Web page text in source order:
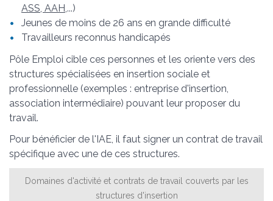
ASS, AAH,...)
Jeunes de moins de 26 ans en grande difficulté
Travailleurs reconnus handicapés
Pôle Emploi cible ces personnes et les oriente vers des
structures spécialisées en insertion sociale et
professionnelle (exemples : entreprise d'insertion,
association intermédiaire) pouvant leur proposer du
travail.
Pour bénéficier de l'IAE, il faut signer un contrat de travail
spécifique avec une de ces structures.
Domaines d'activité et contrats de travail couverts par les
structures d'insertion